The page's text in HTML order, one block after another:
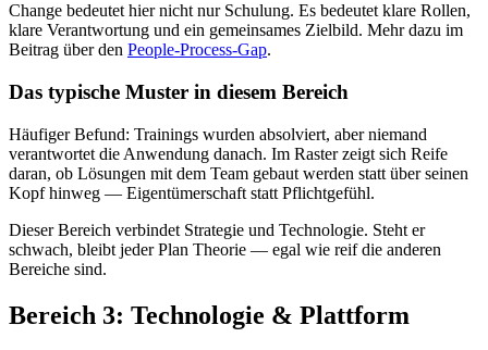
Change bedeutet hier nicht nur Schulung. Es bedeutet klare Rollen,
klare Verantwortung und ein gemeinsames Zielbild. Mehr dazu im
Beitrag über den People-Process-Gap.
Das typische Muster in diesem Bereich
Häufiger Befund: Trainings wurden absolviert, aber niemand
verantwortet die Anwendung danach. Im Raster zeigt sich Reife
daran, ob Lösungen mit dem Team gebaut werden statt über seinen
Kopf hinweg — Eigentümerschaft statt Pflichtgefühl.
Dieser Bereich verbindet Strategie und Technologie. Steht er
schwach, bleibt jeder Plan Theorie — egal wie reif die anderen
Bereiche sind.
Bereich 3: Technologie & Plattform